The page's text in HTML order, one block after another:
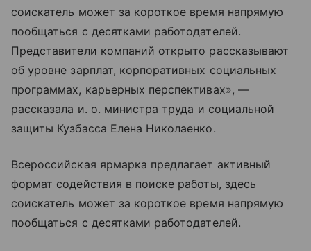
соискатель может за короткое время напрямую
пообщаться с десятками работодателей.
Представители компаний открыто рассказывают
об уровне зарплат, корпоративных социальных
программах, карьерных перспективах», —
рассказала и. о. министра труда и социальной
защиты Кузбасса Елена Николаенко.
Всероссийская ярмарка предлагает активный
формат содействия в поиске работы, здесь
соискатель может за короткое время напрямую
пообщаться с десятками работодателей.